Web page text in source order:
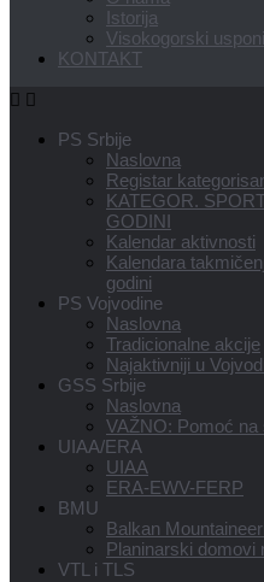
Istorija
Visokogorski
KONTAKT
PS Srbije
Naslovna
Registar
KATEGOR.
GODINI
Kalendar aktivnosti
Kalendara
godini
PS Vojvodine
Naslovna
Tradicionalne akcije
Najaktivniji u
GSS Srbije
Naslovna
VAŽNO: Pomoć na
UIAA/ERA
UIAA
ERA-EWV-FERP
BMU
Balkan
Planinarski domovi
VTL i TLS